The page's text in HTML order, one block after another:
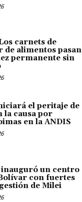
carnets de
de alimentos pasan
permanente sin
el peritaje de
la causa por
en la ANDIS
un centro
con fuertes
de Milei